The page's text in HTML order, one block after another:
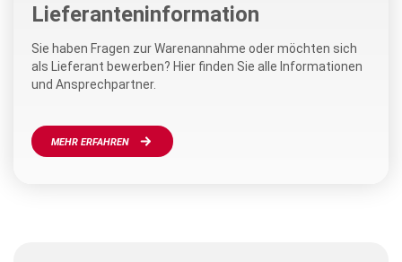
Lieferanteninformation
Sie haben Fragen zur Warenannahme oder möchten sich
als Lieferant bewerben? Hier finden Sie alle Informationen
und Ansprechpartner.
MEHR ERFAHREN